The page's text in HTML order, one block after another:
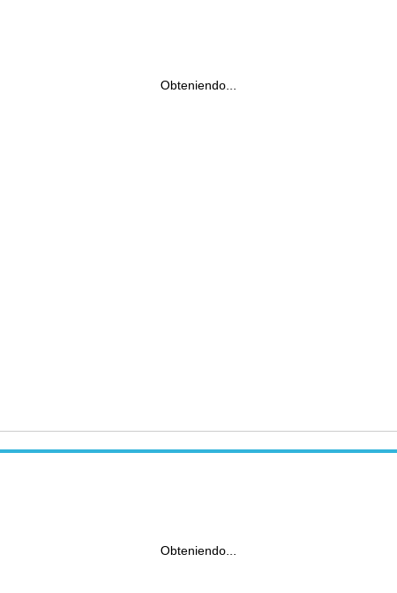
Obteniendo...
Obteniendo...